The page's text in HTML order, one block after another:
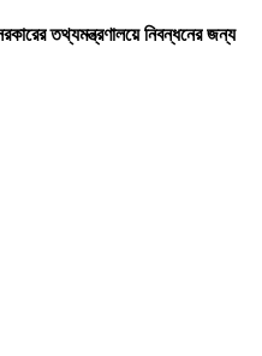
তথ্যমন্ত্রণালয়ে নিবন্ধনের জন্য